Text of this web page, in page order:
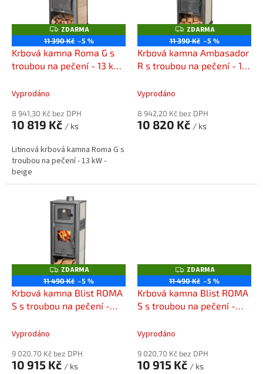
Z
D
A
R
A
ZDARMA
11 390 Kč –5 %
Krbová kamna Roma G s
troubou na pečení - 13 kW
Vyprodáno
8 941,30 Kč bez DPH
10 819 Kč / ks
Litinová krbová kamna Roma G s
troubou na pečení - 13 kW -
beige
Z
D
A
R
A
ZDARMA
11 390 Kč –5 %
Krbová kamna Ambasador
R s troubou na pečení - 13
Vyprodáno
8 942,20 Kč bez DPH
10 820 Kč / ks
Z
D
A
R
A
ZDARMA
11 490 Kč –5 %
Krbová kamna Blist ROMA
S s troubou na pečení -
Vyprodáno
9 020,70 Kč bez DPH
10 915 Kč / ks
Z
D
A
R
A
ZDARMA
11 490 Kč –5 %
Krbová kamna Blist ROMA
S s troubou na pečení -
Vyprodáno
9 020,70 Kč bez DPH
10 915 Kč / ks